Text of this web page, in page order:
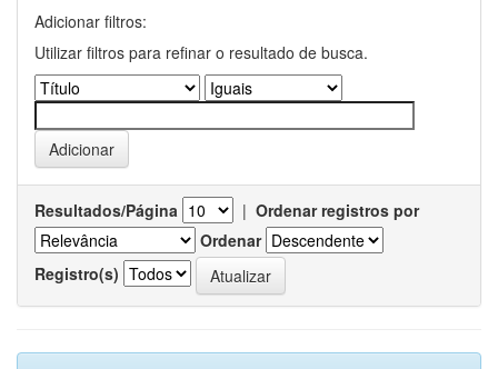
Adicionar filtros:
Utilizar filtros para refinar o resultado de busca.
Resultados/Página | Ordenar registros por
Ordenar
Registro(s)